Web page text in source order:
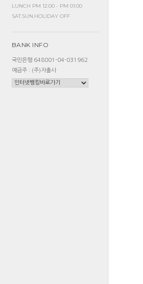
LUNCH PM 12:00 - PM 01:00
SAT.SUN.HOLIDAY OFF
BANK INFO
국민은행 648001-04-031962
예금주 : (주)자출사